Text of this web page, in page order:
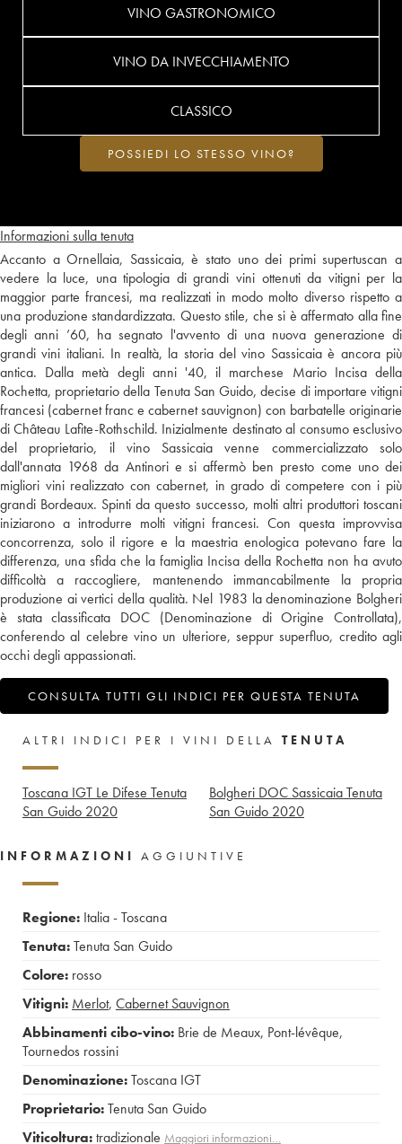
Informazioni sulla tenuta
Accanto a Ornellaia, Sassicaia, è stato uno dei primi supertuscan a
vedere la luce, una tipologia di grandi vini ottenuti da vitigni per la
maggior parte francesi, ma realizzati in modo molto diverso rispetto a
una produzione standardizzata. Questo stile, che si è affermato alla fine
degli anni ’60, ha segnato l'avvento di una nuova generazione di
grandi vini italiani. In realtà, la storia del vino Sassicaia è ancora più
antica. Dalla metà degli anni '40, il marchese Mario Incisa della
Rochetta, proprietario della Tenuta San Guido, decise di importare vitigni
francesi (cabernet franc e cabernet sauvignon) con barbatelle originarie
di Château Lafite-Rothschild. Inizialmente destinato al consumo esclusivo
del proprietario, il vino Sassicaia venne commercializzato solo
dall'annata 1968 da Antinori e si affermò ben presto come uno dei
migliori vini realizzato con cabernet, in grado di competere con i più
grandi Bordeaux. Spinti da questo successo, molti altri produttori toscani
iniziarono a introdurre molti vitigni francesi. Con questa improvvisa
concorrenza, solo il rigore e la maestria enologica potevano fare la
differenza, una sfida che la famiglia Incisa della Rochetta non ha avuto
difficoltà a raccogliere, mantenendo immancabilmente la propria
produzione ai vertici della qualità. Nel 1983 la denominazione Bolgheri
è stata classificata DOC (Denominazione di Origine Controllata),
conferendo al celebre vino un ulteriore, seppur superfluo, credito agli
occhi degli appassionati.
CONSULTA TUTTI GLI INDICI PER QUESTA TENUTA
VINO GASTRONOMICO
VINO DA INVECCHIAMENTO
CLASSICO
POSSIEDI LO STESSO VINO?
ALTRI INDICI PER I VINI DELLA TENUTA
Toscana IGT Le Difese Tenuta
San Guido 2020
Bolgheri DOC Sassicaia Tenuta
San Guido 2020
INFORMAZIONI AGGIUNTIVE
Regione: Italia - Toscana
Tenuta:Tenuta San Guido
Colore: rosso
Vitigni: Merlot, Cabernet Sauvignon
Abbinamenti cibo-vino: Brie de Meaux, Pont-lévêque,
Tournedos rossini
Denominazione:Toscana IGT
Proprietario:Tenuta San Guido
Viticoltura:tradizionale Maggiori informazioni…